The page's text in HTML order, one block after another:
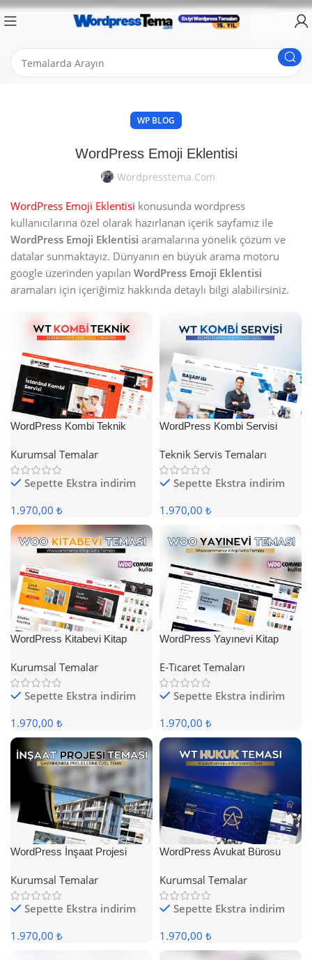
WP BLOG
WordPress Emoji Eklentisi
Wordpresstema.com
WordPress Emoji Eklentisi konusunda wordpress
kullanıcılarına özel olarak hazırlanan içerik sayfamız ile
WordPress Emoji Eklentisi aramalarına yönelik çözüm ve
datalar sunmaktayız. Dünyanın en büyük arama motoru
google üzerinden yapılan WordPress Emoji Eklentisi
aramaları için içeriğimiz hakkında detaylı bilgi alabilirsiniz.
WordPress Kombi Teknik
Kurumsal Temalar
Sepette Ekstra indirim
1.970,00 ₺
WordPress Kombi Servisi
Teknik Servis Temaları
Sepette Ekstra indirim
1.970,00 ₺
WordPress Kitabevi Kitap
Kurumsal Temalar
Sepette Ekstra indirim
1.970,00 ₺
WordPress Yayınevi Kitap
E-Ticaret Temaları
Sepette Ekstra indirim
1.970,00 ₺
WordPress İnşaat Projesi
Kurumsal Temalar
Sepette Ekstra indirim
1.970,00 ₺
WordPress Avukat Bürosu
Kurumsal Temalar
Sepette Ekstra indirim
1.970,00 ₺